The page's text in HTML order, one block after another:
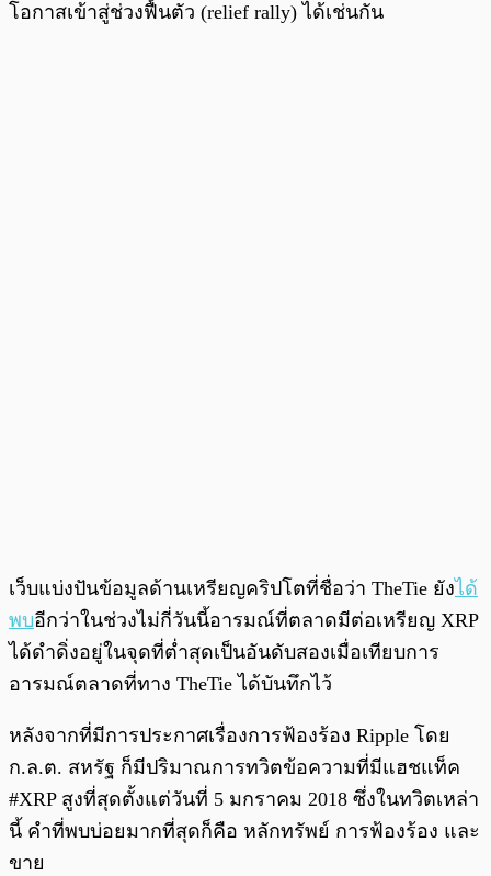
โอกาสเข้าสู่ช่วงฟื้นตัว (relief rally) ได้เช่นกัน
เว็บแบ่งปันข้อมูลด้านเหรียญคริปโตที่ชื่อว่า TheTie ยังได้
พบอีกว่าในช่วงไม่กี่วันนี้อารมณ์ที่ตลาดมีต่อเหรียญ XRP
ได้ดำดิ่งอยู่ในจุดที่ต่ำสุดเป็นอันดับสองเมื่อเทียบการ
อารมณ์ตลาดที่ทาง TheTie ได้บันทึกไว้
หลังจากที่มีการประกาศเรื่องการฟ้องร้อง Ripple โดย
ก.ล.ต. สหรัฐ ก็มีปริมาณการทวิตข้อความที่มีแฮชแท็ค
#XRP สูงที่สุดตั้งแต่วันที่ 5 มกราคม 2018 ซึ่งในทวิตเหล่า
นี้ คำที่พบบ่อยมากที่สุดก็คือ หลักทรัพย์ การฟ้องร้อง และ
ขาย